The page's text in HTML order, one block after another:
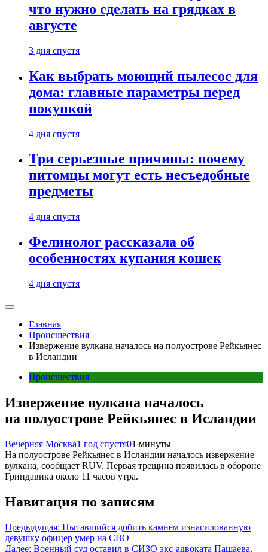
что нужно сделать на грядках в
августе
3 дня спустя
Как выбрать моющий пылесос для
дома: главные параметры перед
покупкой
4 дня спустя
Три серьезные причины: почему
питомцы могут есть несъедобные
предметы
4 дня спустя
Фелинолог рассказала об
особенностях купания кошек
4 дня спустя
Главная
Происшествия
Извержение вулкана началось на полуострове Рейкьянес
в Исландии
Происшествия
Извержение вулкана началось
на полуострове Рейкьянес в Исландии
Вечерняя Москва1 год спустя01 минуты
На полуострове Рейкьянес в Исландии началось извержение
вулкана, сообщает RUV. Первая трещина появилась в обороне
Гриндавика около 11 часов утра.
Навигация по записям
Предыдущая: Пытавшийся добить камнем изнасилованную
девушку офицер умер на СВО
Далее: Военный суд оставил в СИЗО экс-адвоката Пашаева,